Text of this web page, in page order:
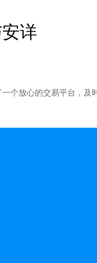
详
个放心的交易平台，及